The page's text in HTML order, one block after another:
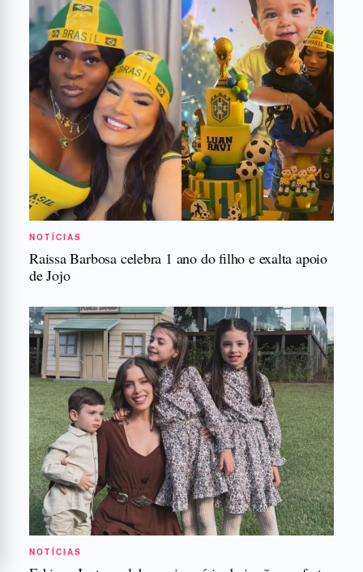
NOTÍCIAS
Raissa Barbosa celebra 1 ano do filho e exalta apoio
de Jojo
NOTÍCIAS